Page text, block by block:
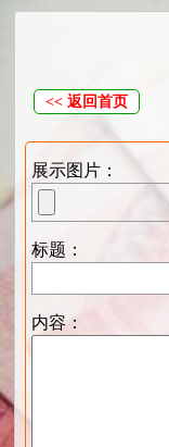
<< 返回首页
展示图片：
标题：
内容：